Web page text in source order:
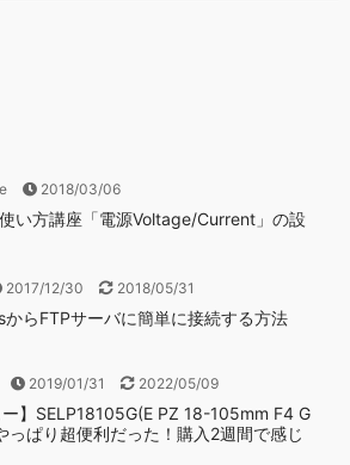
2018/03/06
い方講座「電源Voltage/Current」の設
2017/12/30 2018/05/31
らFTPサーバに簡単に接続する方法
2019/01/31 2022/05/09
ー】SELP18105G(E PZ 18-105mm F4 G
っぱり超便利だった！購入2週間で感じ